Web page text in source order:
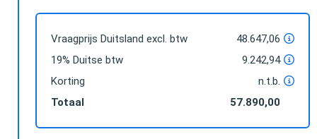
Vraagprijs Duitsland excl. btw
48.647,06
19% Duitse btw
9.242,94
Korting
n.t.b.
Totaal
57.890,00